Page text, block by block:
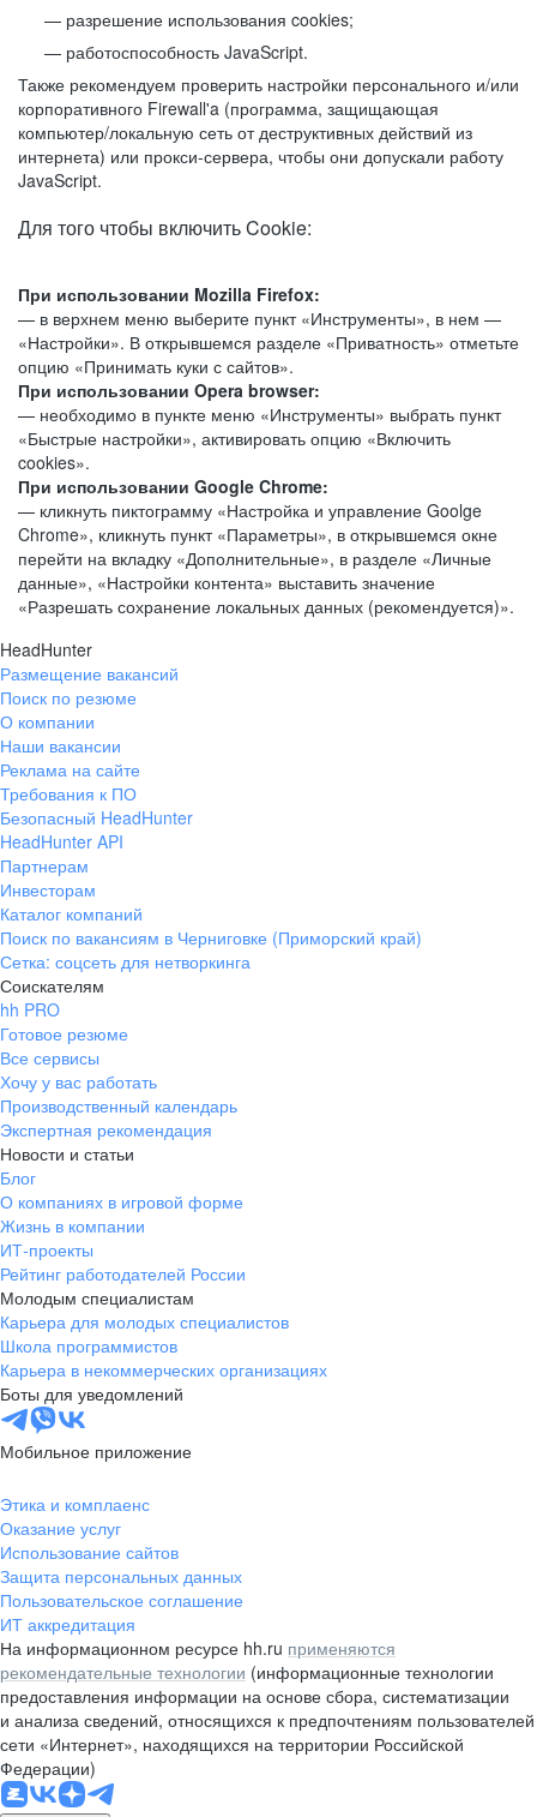
разрешение использования cookies;
работоспособность JavaScript.
Также рекомендуем проверить настройки персонального и/или
корпоративного Firewall'a (программа, защищающая
компьютер/локальную сеть от деструктивных действий из
интернета) или прокси-сервера, чтобы они допускали работу
JavaScript.
Для того чтобы включить Cookie:
При использовании Mozilla Firefox:
— в верхнем меню выберите пункт «Инструменты», в нем —
«Настройки». В открывшемся разделе «Приватность» отметьте
опцию «Принимать куки с сайтов».
При использовании Opera browser:
— необходимо в пункте меню «Инструменты» выбрать пункт
«Быстрые настройки», активировать опцию «Включить
cookies».
При использовании Google Chrome:
— кликнуть пиктограмму «Настройка и управление Goolge
Chrome», кликнуть пункт «Параметры», в открывшемся окне
перейти на вкладку «Дополнительные», в разделе «Личные
данные», «Настройки контента» выставить значение
«Разрешать сохранение локальных данных (рекомендуется)».
HeadHunter
Размещение вакансий
Поиск по резюме
О компании
Наши вакансии
Реклама на сайте
Требования к ПО
Безопасный HeadHunter
HeadHunter API
Партнерам
Инвесторам
Каталог компаний
Поиск по вакансиям в Черниговке (Приморский край)
Сетка: соцсеть для нетворкинга
Соискателям
hh PRO
Готовое резюме
Все сервисы
Хочу у вас работать
Производственный календарь
Экспертная рекомендация
Новости и статьи
Блог
О компаниях в игровой форме
Жизнь в компании
ИТ-проекты
Рейтинг работодателей России
Молодым специалистам
Карьера для молодых специалистов
Школа программистов
Карьера в некоммерческих организациях
Боты для уведомлений
Мобильное приложение
Этика и комплаенс
Оказание услуг
Использование сайтов
Защита персональных данных
Пользовательское соглашение
ИТ аккредитация
На информационном ресурсе hh.ru применяются
рекомендательные технологии (информационные технологии
предоставления информации на основе сбора, систематизации
и анализа сведений, относящихся к предпочтениям пользователей
сети «Интернет», находящихся на территории Российской
Федерации)